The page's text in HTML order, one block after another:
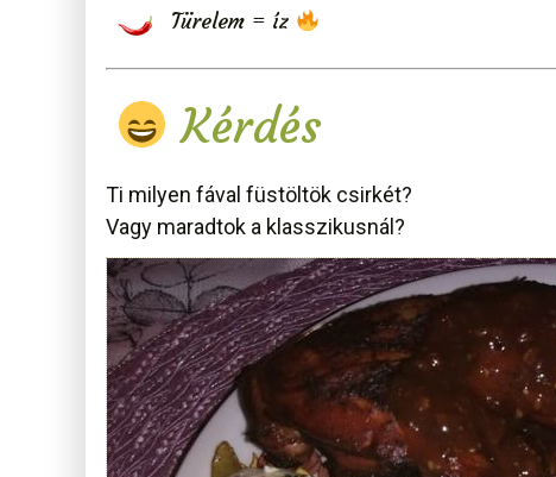
Türelem = íz
Kérdés
Ti milyen fával füstöltök csirkét?
Vagy maradtok a klasszikusnál?